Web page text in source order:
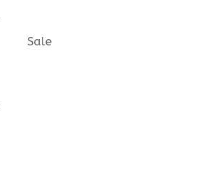
Sale